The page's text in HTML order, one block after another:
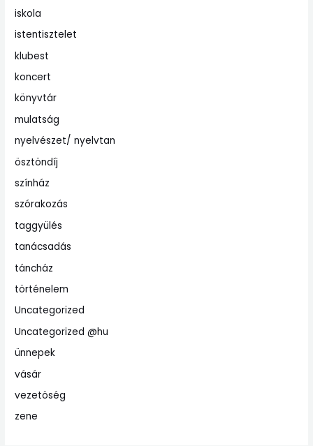
iskola
istentisztelet
klubest
koncert
könyvtár
mulatság
nyelvészet/ nyelvtan
ösztöndíj
színház
szórakozás
taggyülés
tanácsadás
táncház
történelem
Uncategorized
Uncategorized @hu
ünnepek
vásár
vezetöség
zene